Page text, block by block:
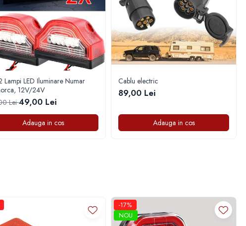
a vehiculului iar construcția robustă asigură funcționarea
Lampi LED Iluminare Numar
12V/24V
Lei49,00 Lei
Adauga in cos
Cablu electric
89,00 Lei
Adauga in cos
-17%
NOU